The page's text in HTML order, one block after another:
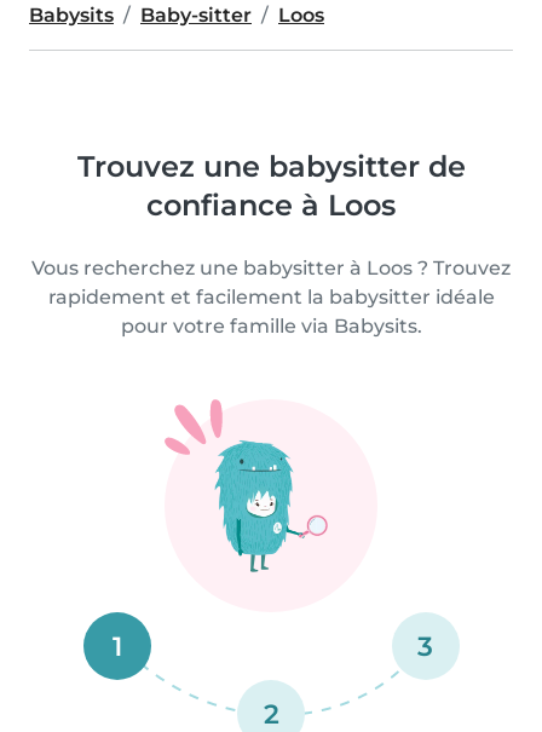
Babysits Baby-sitter Loos
Trouvez une babysitter de
confiance à Loos
Vous recherchez une babysitter à Loos ? Trouvez
rapidement et facilement la babysitter idéale
pour votre famille via Babysits.
1
2
3